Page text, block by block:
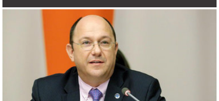
2016年9月 | 副秘书长兼 亚洲及太平洋经济社会委员会(亚太经社会)执行秘书 沙
2015年，亚洲和太平洋有9800多万人在出生国以外生活，占全世界所有移
徙者的40%。在本区域，移徙者为侨居国和母国带来了多元化、活力和生产力，
为生产部门增加了价值，增进了家庭福祉，增强了国际收支。